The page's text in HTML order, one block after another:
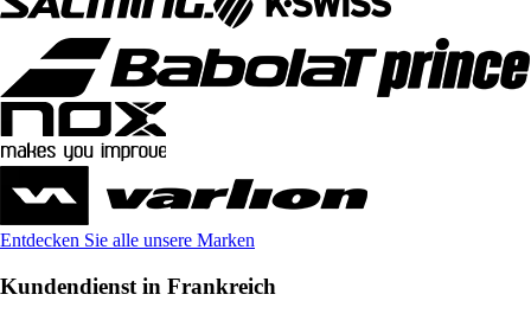
Entdecken Sie alle unsere Marken
Kundendienst in Frankreich